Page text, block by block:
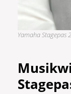
Yamaha Stagepas